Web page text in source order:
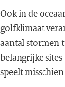
Ook in de
golfklimaat
aantal stormen
belangrijke sites
speelt